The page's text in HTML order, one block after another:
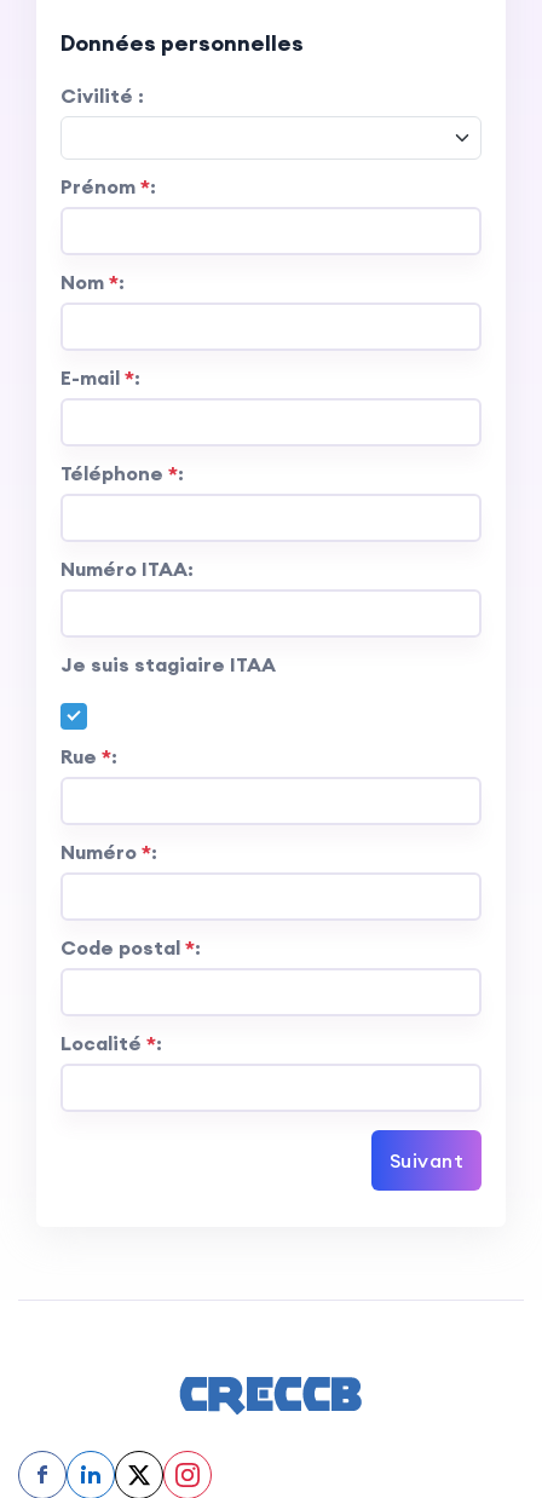
Données personnelles
Civilité :
Prénom *:
Nom *:
E-mail *:
Téléphone *:
Numéro ITAA:
Je suis stagiaire ITAA
Rue *:
Numéro *:
Code postal *:
Localité *:
Suivant
f in